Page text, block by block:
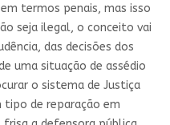
termos penais, mas isso
seja ilegal, o conceito vai
das decisões dos
uma situação de assédio
o sistema de Justiça
tipo de reparação em